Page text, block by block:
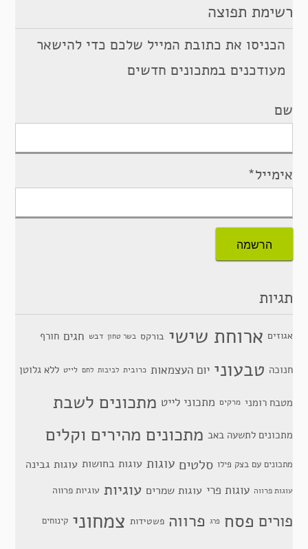
רשימת תפוצה
הכניסו את כתובת המייל שלכם כדי להישאר
מעודכנים במתכונים חדשים
שם
אימייל*
תגיות
אגוזים ארוחת שישי בורקס בשר טחון דבש חגים חורף
חנוכה טבעוני יום העצמאות כרובית לביבות לחם לייט ללא גלוטן
מטבח רומני מרקים מתכוני לייט מתכונים לשבת
מתכונים לתשעה באב מתכונים מהירים וקלים
מתכונים עם בצק פילו סלטים עוגות עוגות בחושות עוגות גבינה
עוגות פרווה עוגות פרי עוגות שמרים עוגיות עוגיות פרווה
פורים פסח פרג פרווה פשטידות צמחוני קינוחים